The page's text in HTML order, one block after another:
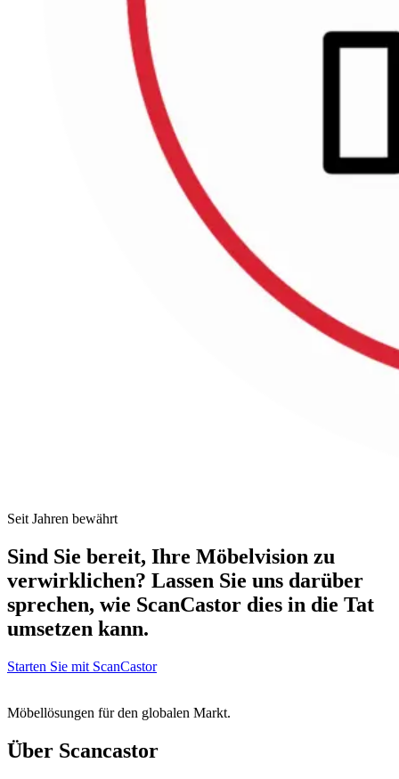
Seit Jahren bewährt
Sind Sie bereit, Ihre Möbelvision zu
verwirklichen? Lassen Sie uns darüber
sprechen, wie ScanCastor dies in die Tat
umsetzen kann.
Starten Sie mit ScanCastor
Möbellösungen für den globalen Markt.
Über Scancastor